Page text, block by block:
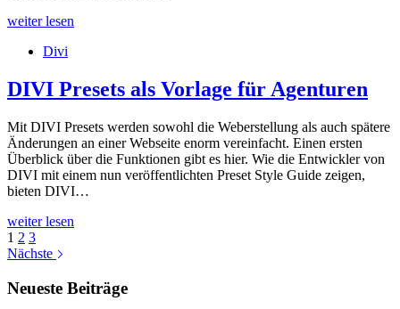
weiter lesen
Praxis
Divi
DIVI Presets als Vorlage für Agenturen
Mit DIVI Presets werden sowohl die Weberstellung als auch spätere
Änderungen an einer Webseite enorm vereinfacht. Einen ersten
Überblick über die Funktionen gibt es hier. Wie die Entwickler von
DIVI mit einem nun veröffentlichten Preset Style Guide zeigen,
bieten DIVI…
weiter lesen
für
Agenturen
1 2 3
Nächste
Neueste Beiträge